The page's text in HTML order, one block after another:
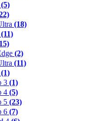
(5)
(18)
(11)
(2)
(11)
(1)
3 (1)
4 (5)
5 (23)
6 (7)